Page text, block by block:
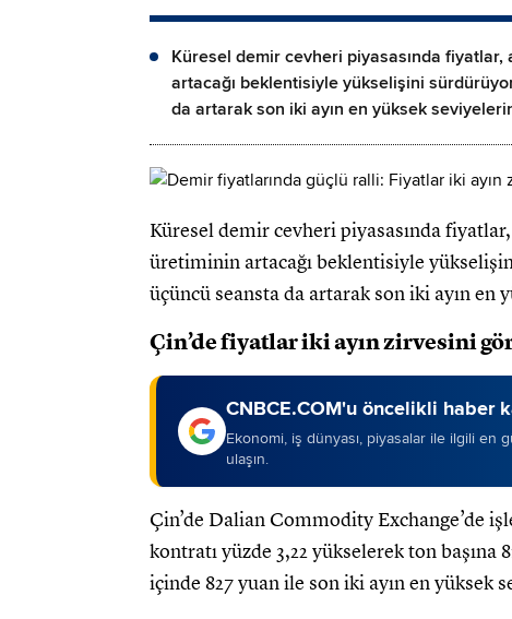
Küresel demir cevheri piyasasında
artacağı beklentisiyle yükselişini
da artarak son iki ayın en yüksek
Küresel demir cevheri piyasasında
üretiminin artacağı beklentisiyle
üçüncü seansta da artarak son iki ayın en
Çin’de fiyatlar iki ayın zirvesini
CNBCE.COM'u öncelikli haber
Ekonomi, iş dünyası, piyasalar ile ilgili en
ulaşın.
Çin’de Dalian Commodity Exchange’de
kontratı yüzde 3,22 yükselerek ton başına
içinde 827 yuan ile son iki ayın en yüksek